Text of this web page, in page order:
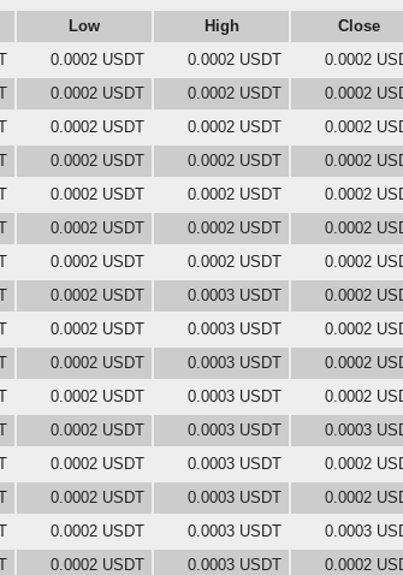
Low High
Close
0.0002 USDT 0.0002 USDT
0.0002
0.0002 USDT 0.0002 USDT
0.0002
0.0002 USDT 0.0002 USDT
0.0002
0.0002 USDT 0.0002 USDT
0.0002
0.0002 USDT 0.0002 USDT
0.0002
0.0002 USDT 0.0002 USDT
0.0002
0.0002 USDT 0.0002 USDT
0.0002
0.0002 USDT 0.0003 USDT
0.0002
0.0002 USDT 0.0003 USDT
0.0002
0.0002 USDT 0.0003 USDT
0.0002
0.0002 USDT 0.0003 USDT
0.0002
0.0002 USDT 0.0003 USDT
0.0003
0.0002 USDT 0.0003 USDT
0.0002
0.0002 USDT 0.0003 USDT
0.0002
0.0002 USDT 0.0003 USDT
0.0003
0.0002 USDT 0.0003 USDT
0.0002